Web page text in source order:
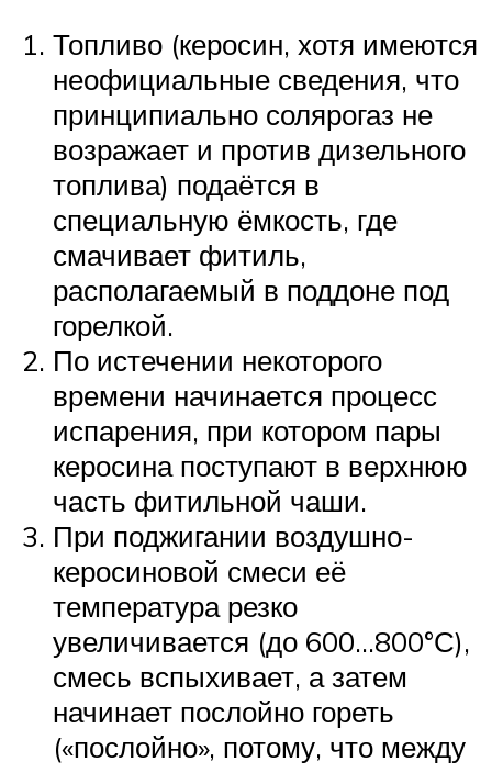
Топливо (керосин, хотя имеются
неофициальные сведения, что
принципиально солярогаз не
возражает и против дизельного
топлива) подаётся в
специальную ёмкость, где
смачивает фитиль,
располагаемый в поддоне под
горелкой.
По истечении некоторого
времени начинается процесс
испарения, при котором пары
керосина поступают в верхнюю
часть фитильной чаши.
При поджигании воздушно-
керосиновой смеси её
температура резко
увеличивается (до 600…800°С),
смесь вспыхивает, а затем
начинает послойно гореть
(«послойно», потому, что между